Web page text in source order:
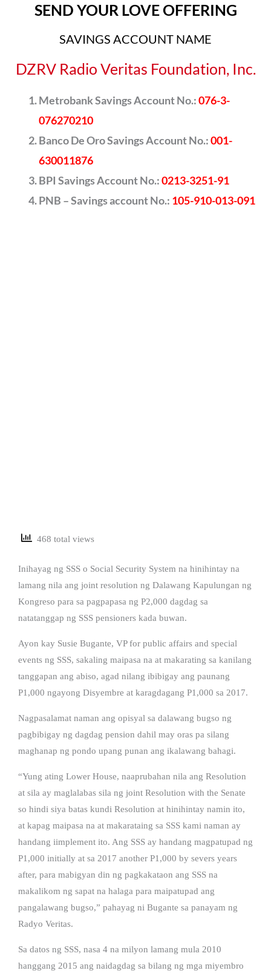
SEND YOUR LOVE OFFERING
SAVINGS ACCOUNT NAME
DZRV Radio Veritas Foundation, Inc.
Metrobank Savings Account No.:076-3-
076270210
Banco De Oro Savings Account No.:001-
630011876
BPI Savings Account No.:0213-3251-91
PNB – Savings account No.: 105-910-013-091
468 total views
Inihayag ng SSS o Social Security System na hinihintay na
lamang nila ang joint resolution ng Dalawang Kapulungan ng
Kongreso para sa pagpapasa ng P2,000 dagdag sa
natatanggap ng SSS pensioners kada buwan.
Ayon kay Susie Bugante, VP for public affairs and special
events ng SSS, sakaling maipasa na at makarating sa kanilang
tanggapan ang abiso, agad nilang ibibigay ang paunang
P1,000 ngayong Disyembre at karagdagang P1,000 sa 2017.
Nagpasalamat naman ang opisyal sa dalawang bugso ng
pagbibigay ng dagdag pension dahil may oras pa silang
maghanap ng pondo upang punan ang ikalawang bahagi.
“Yung ating Lower House, naaprubahan nila ang Resolution
at sila ay maglalabas sila ng joint Resolution with the Senate
so hindi siya batas kundi Resolution at hinihintay namin ito,
at kapag maipasa na at makarataing sa SSS kami naman ay
handang iimplement ito. Ang SSS ay handang magpatupad ng
P1,000 initially at sa 2017 another P1,000 by severs years
after, para mabigyan din ng pagkakataon ang SSS na
makalikom ng sapat na halaga para maipatupad ang
pangalawang bugso,” pahayag ni Bugante sa panayam ng
Radyo Veritas.
Sa datos ng SSS, nasa 4 na milyon lamang mula 2010
hanggang 2015 ang naidagdag sa bilang ng mga miyembro